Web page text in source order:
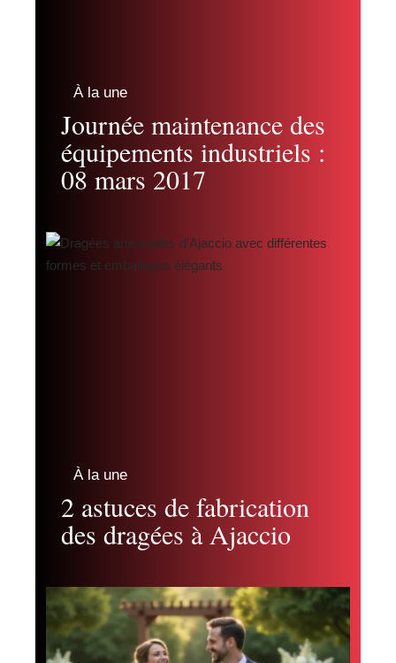
À la une
Journée maintenance des
équipements industriels :
08 mars 2017
À la une
2 astuces de fabrication
des dragées à Ajaccio